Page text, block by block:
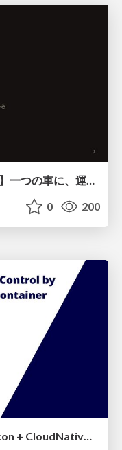
【やさしく解説 設計編・中級 #1】一つの車に、運転手は一人 ～ある倉庫システムの事例から～
0 200